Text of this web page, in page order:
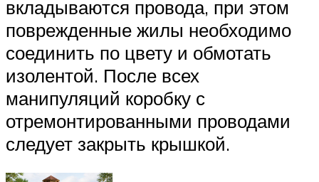
вкладываются провода, при этом
поврежденные жилы необходимо
соединить по цвету и обмотать
изолентой. После всех
манипуляций коробку с
отремонтированными проводами
следует закрыть крышкой.